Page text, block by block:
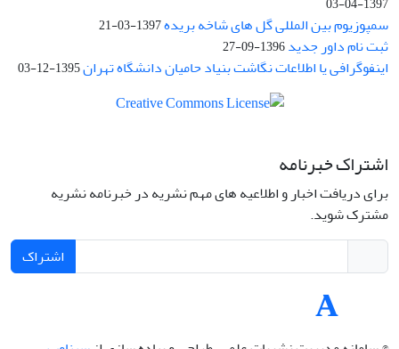
سمپوزیوم بین المللی گل های شاخه بریده1397-03-21
ثبت نام داور جدید1396-09-27
اینفوگرافی یا اطلاعات نگاشت بنیاد حامیان دانشگاه تهران1395-12-03
اشتراک خبرنامه
برای دریافت اخبار و اطلاعیه های مهم نشریه در خبرنامه نشریه
مشترک شوید.
اشتراک